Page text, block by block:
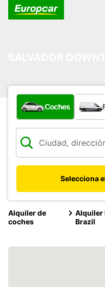
¿Qué tipo de vehículo?
Coches
Selecciona
Alquiler de
coches
Alquiler
Brazil